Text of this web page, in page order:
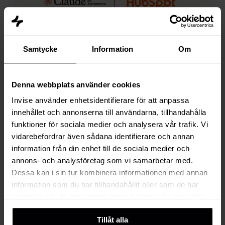
Samtycke Information Om
Denna webbplats använder cookies
Invise använder enhetsidentifierare för att anpassa
innehållet och annonserna till användarna, tillhandahålla
funktioner för sociala medier och analysera vår trafik. Vi
vidarebefordrar även sådana identifierare och annan
information från din enhet till de sociala medier och
annons- och analysföretag som vi samarbetar med.
Dessa kan i sin tur kombinera informationen med annan
information som du har tillhandahållit eller som de har
att klicka på “information” för att välja och justera vilka
cookies som ska sättas. Läs vår
Tillåt alla
kan
je
ermee?
HubSpot Claude
Connector: Wat kan je
ermee?
Aug 11, 2025, 4:31:25 PM
HubSpot